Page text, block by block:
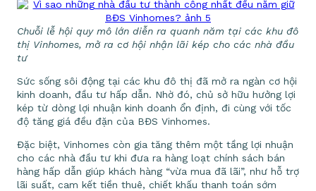
Chuỗi lễ hội quy mô lớn diễn ra quanh năm tại các khu đô
thị Vinhomes, mở ra cơ hội nhận lãi kép cho các nhà đầu
tư
Sức sống sôi động tại các khu đô thị đã mở ra ngàn cơ hội
kinh doanh, đầu tư hấp dẫn. Nhờ đó, chủ sở hữu hưởng lợi
kép từ dòng lợi nhuận kinh doanh ổn định, đi cùng với tốc
độ tăng giá đều đặn của BĐS Vinhomes.
Đặc biệt, Vinhomes còn gia tăng thêm một tầng lợi nhuận
cho các nhà đầu tư khi đưa ra hàng loạt chính sách bán
hàng hấp dẫn giúp khách hàng “vừa mua đã lãi”, như hỗ trợ
lãi suất, cam kết tiền thuê, chiết khấu thanh toán sớm